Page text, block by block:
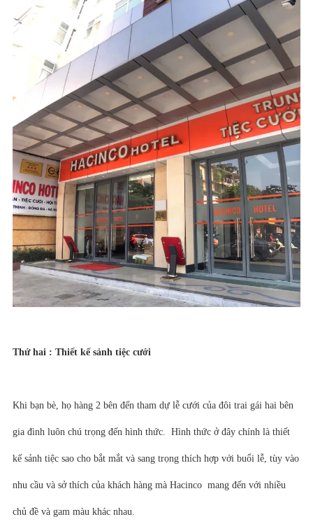
Thứ hai : Thiết kế sảnh tiệc cưới
Khi bạn bè, họ hàng 2 bên đến tham dự lễ cưới của đôi trai gái hai bên
gia đình luôn chú trọng đến hình thức. Hình thức ở đây chính là thiết
kế sảnh tiệc sao cho bắt mắt và sang trọng thích hợp với buổi lễ, tùy vào
nhu cầu và sở thích của khách hàng mà Hacinco mang đến với nhiều
chủ đề và gam màu khác nhau.